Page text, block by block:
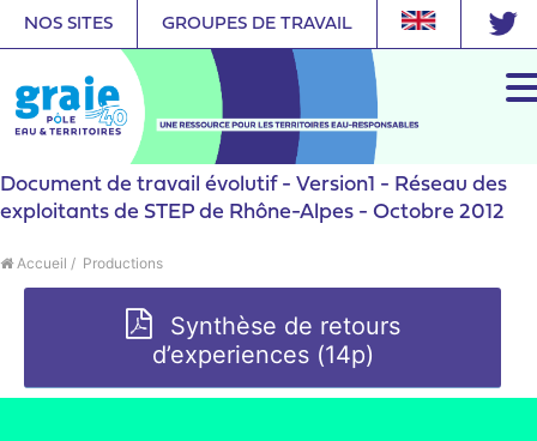
NOS SITES GROUPES DE TRAVAIL
Document de travail évolutif - Version1 - Réseau des
exploitants de STEP de Rhône-Alpes - Octobre 2012
Accueil / Productions
Synthèse de retours
d’experiences (14p)